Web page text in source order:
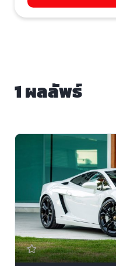
1 ผลลัพธ์